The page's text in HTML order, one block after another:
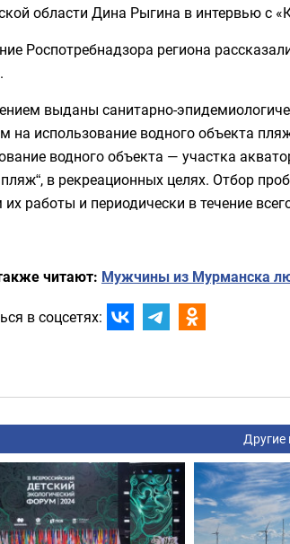
области Дина Рыгина в интервью с
Роспотребнадзора региона
выданы санитарно-
на использование водного объекта
водного объекта — участка
в рекреационных целях. Отбор
работы и периодически в течение
читают: Мужчины из Мурманска
в соцсетях:
Другие